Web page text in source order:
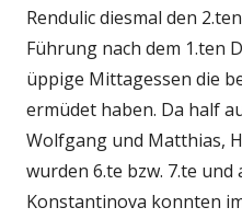
Rendulic diesmal den
Führung nach dem 1.ten
üppige Mittagessen die
ermüdet haben. Da half
Wolfgang und Matthias,
wurden 6.te bzw. 7.te und
Konstantinova konnten